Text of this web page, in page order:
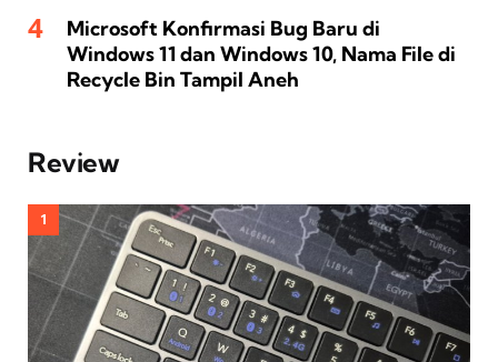
Microsoft Konfirmasi Bug Baru di
Windows 11 dan Windows 10, Nama File di
Recycle Bin Tampil Aneh
Review